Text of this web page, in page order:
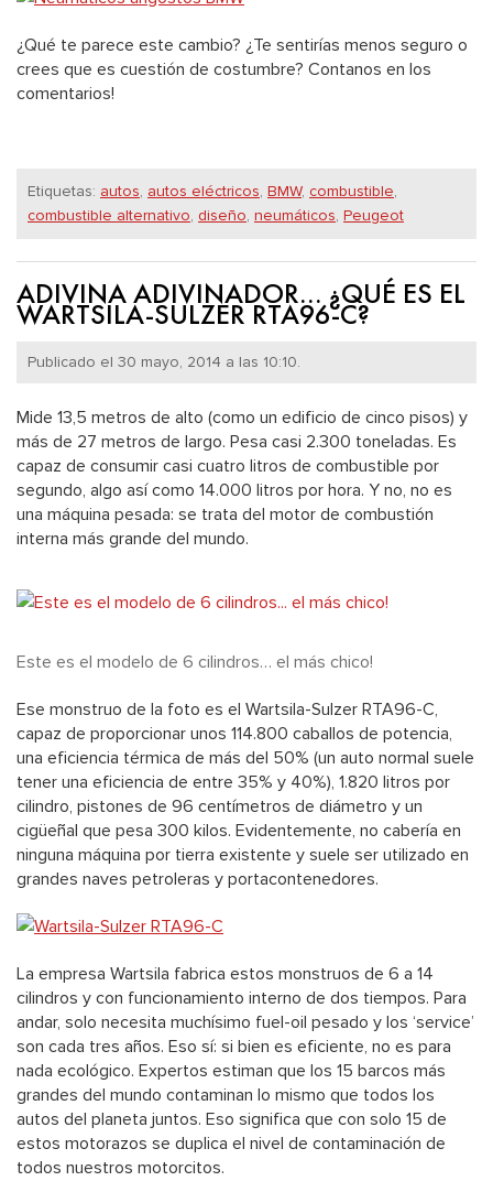
¿Qué te parece este cambio? ¿Te sentirías menos seguro o
crees que es cuestión de costumbre? Contanos en los
comentarios!
Etiquetas: autos, autos eléctricos, BMW, combustible,
combustible alternativo, diseño, neumáticos, Peugeot
ADIVINA ADIVINADOR… ¿QUÉ ES EL
WARTSILA-SULZER RTA96-C?
Publicado el 30 mayo, 2014 a las 10:10.
Mide 13,5 metros de alto (como un edificio de cinco pisos) y
más de 27 metros de largo. Pesa casi 2.300 toneladas. Es
capaz de consumir casi cuatro litros de combustible por
segundo, algo así como 14.000 litros por hora. Y no, no es
una máquina pesada: se trata del motor de combustión
interna más grande del mundo.
Este es el modelo de 6 cilindros… el más chico!
Ese monstruo de la foto es el Wartsila-Sulzer RTA96-C,
capaz de proporcionar unos 114.800 caballos de potencia,
una eficiencia térmica de más del 50% (un auto normal suele
tener una eficiencia de entre 35% y 40%), 1.820 litros por
cilindro, pistones de 96 centímetros de diámetro y un
cigüeñal que pesa 300 kilos. Evidentemente, no cabería en
ninguna máquina por tierra existente y suele ser utilizado en
grandes naves petroleras y portacontenedores.
La empresa Wartsila fabrica estos monstruos de 6 a 14
cilindros y con funcionamiento interno de dos tiempos. Para
andar, solo necesita muchísimo fuel-oil pesado y los ‘service’
son cada tres años. Eso sí: si bien es eficiente, no es para
nada ecológico. Expertos estiman que los 15 barcos más
grandes del mundo contaminan lo mismo que todos los
autos del planeta juntos. Eso significa que con solo 15 de
estos motorazos se duplica el nivel de contaminación de
todos nuestros motorcitos.